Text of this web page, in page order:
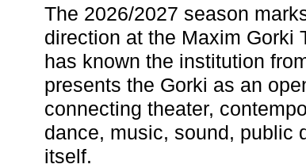
The 2026/2027 season
direction at the Maxim Gorki
has known the institution
presents the Gorki as an
connecting theater,
dance, music, sound, public
itself.